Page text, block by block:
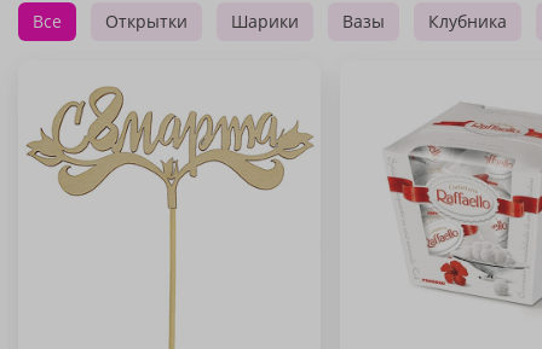
Все Открытки Шарики Вазы Клубника